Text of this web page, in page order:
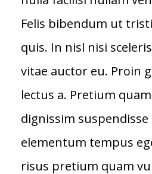
Felis bibendum ut
quis. In nisl nisi
vitae auctor eu. Proin
lectus a. Pretium
dignissim suspendisse
elementum tempus
risus pretium quam